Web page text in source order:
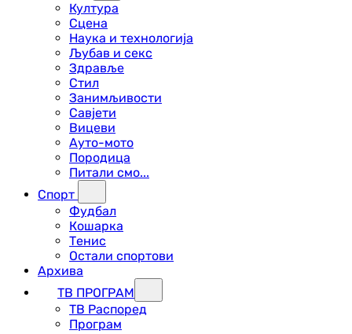
Култура
Сцена
Наука и технологија
Љубав и секс
Здравље
Стил
Занимљивости
Савјети
Вицеви
Ауто-мото
Породица
Питали смо...
Спорт
Фудбал
Кошарка
Тенис
Остали спортови
Архива
ТВ ПРОГРАМ
ТВ Распоред
Програм